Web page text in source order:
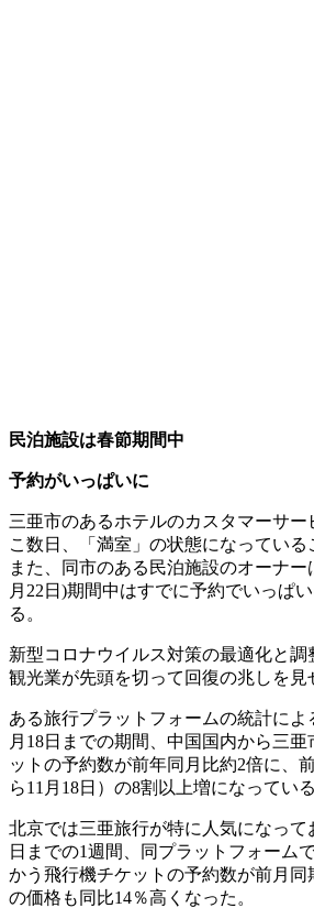
民泊施設は春節期間中
予約がいっぱいに
三亜市のあるホテルのカスタマーサー
こ数日、「満室」の状態になっている
また、同市のある民泊施設のオーナー
月22日)期間中はすでに予約でいっぱ
る。
新型コロナウイルス対策の最適化と
観光業が先頭を切って回復の兆しを見
ある旅行プラットフォームの統計によ
月18日までの期間、中国国内から三
ットの予約数が前年同月比約2倍に、
ら11月18日）の8割以上増になっている
北京では三亜旅行が特に人気になって
日までの1週間、同プラットフォーム
かう飛行機チケットの予約数が前月同
の価格も同比14％高くなった。